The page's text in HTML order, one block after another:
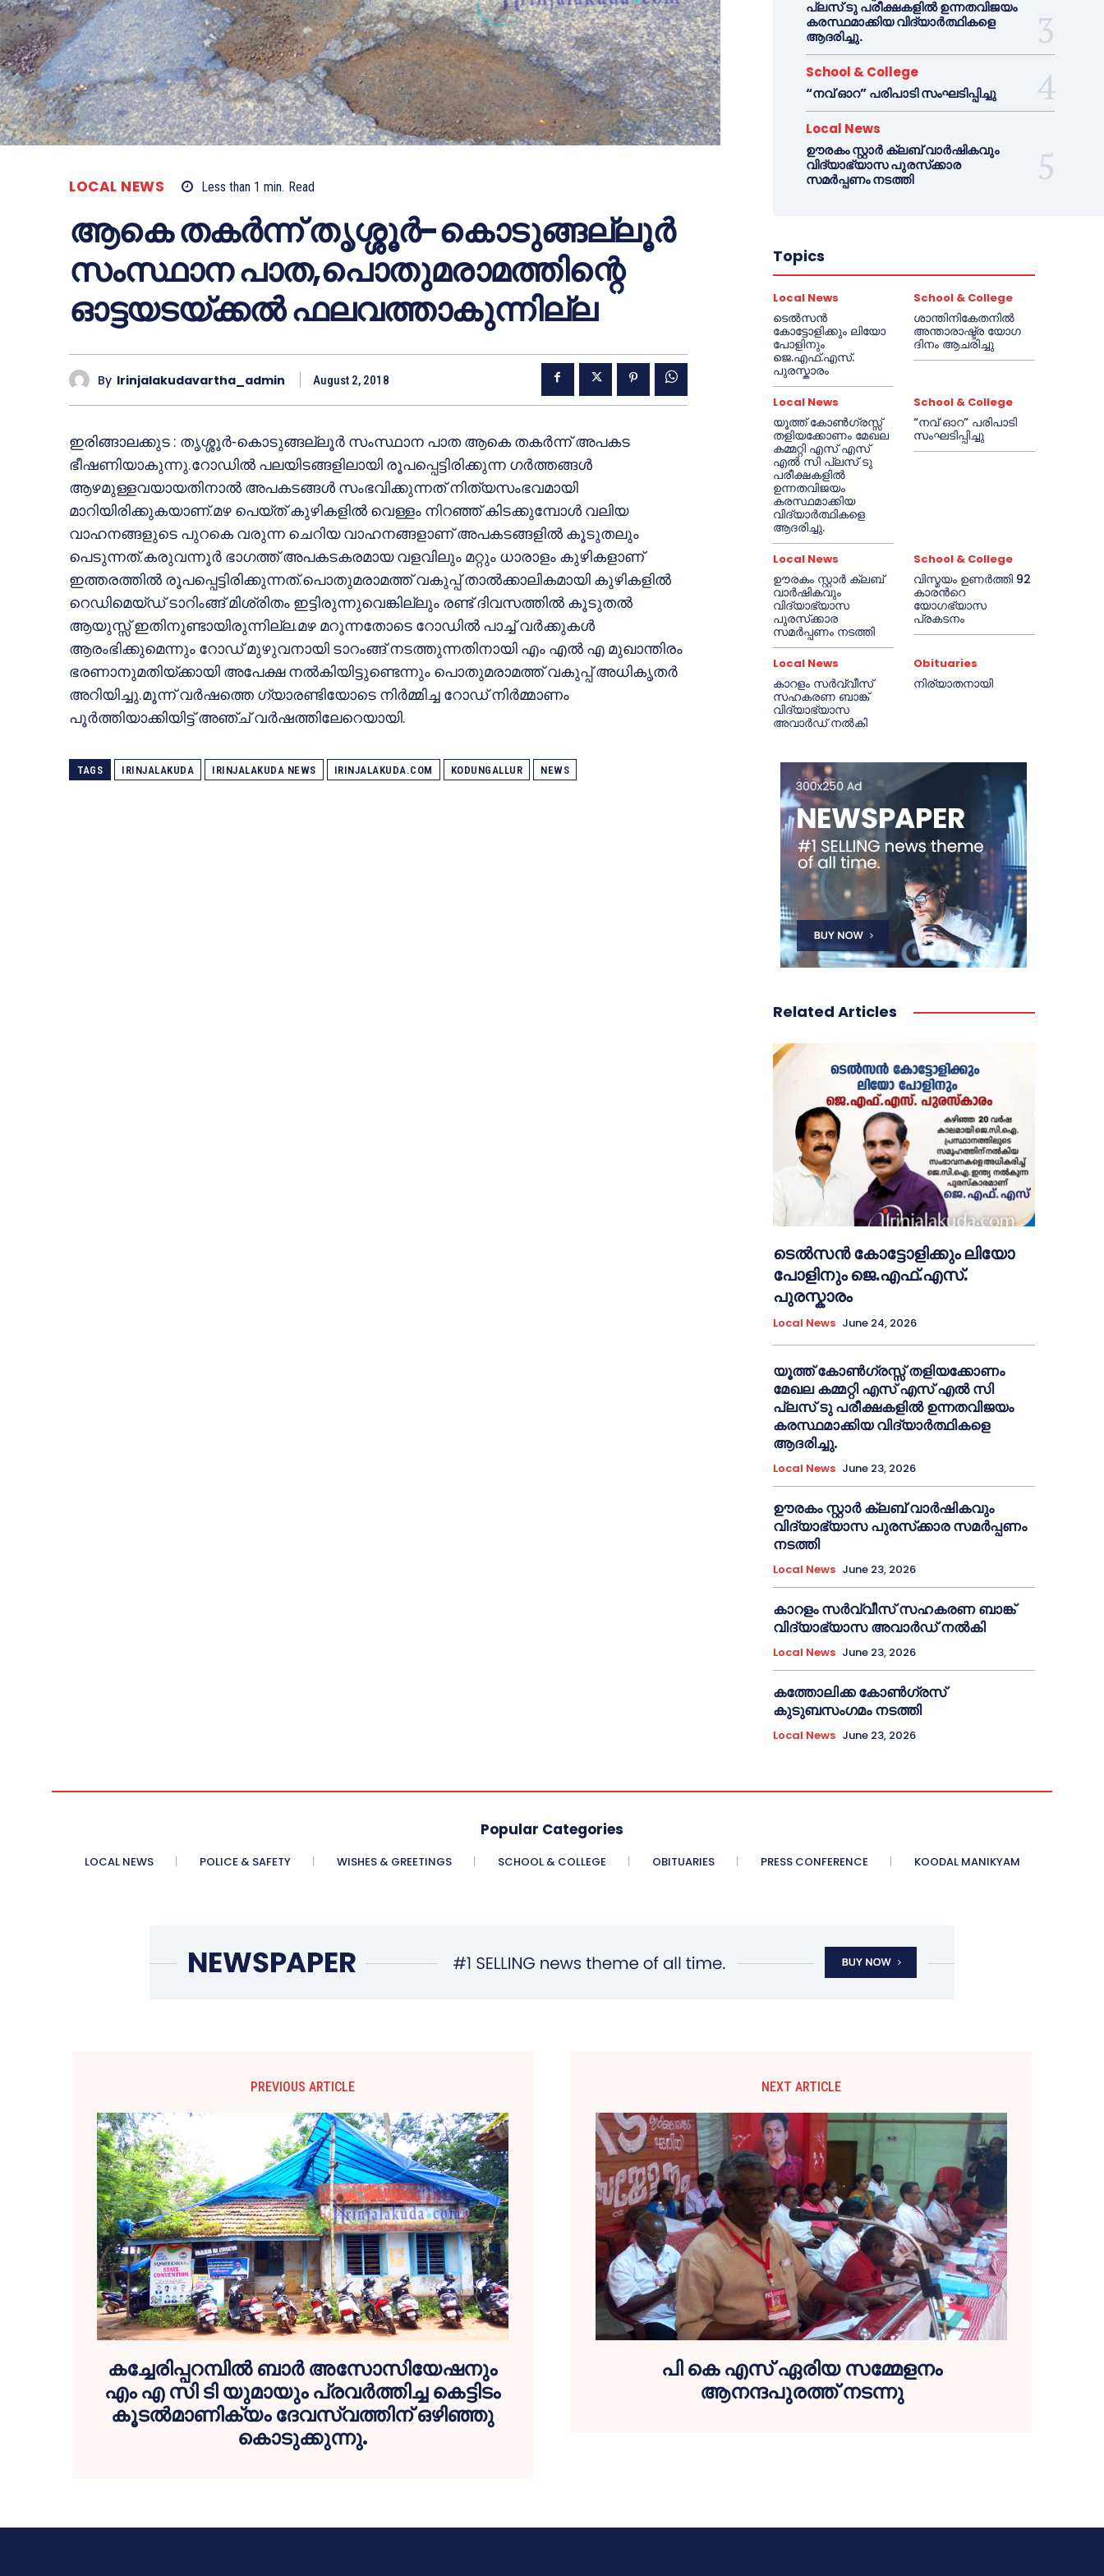
LOCAL NEWS Less than 1 min. Read
ആകെ തകര്‍ന്ന് തൃശ്ശൂര്‍-കൊടുങ്ങല്ലൂര്‍
സംസ്ഥാന പാത,പൊതുമരാമത്തിന്റെ
ഓട്ടയടയ്ക്കല്‍ ഫലവത്താകുന്നില്ല
By Irinjalakudavartha_admin August 2, 2018
ഇരിങ്ങാലക്കുട : തൃശ്ശൂര്‍-കൊടുങ്ങല്ലൂര്‍ സംസ്ഥാന പാത ആകെ തകര്‍ന്ന് അപകട
ഭീഷണിയാകുന്നു.റോഡില്‍ പലയിടങ്ങളിലായി രൂപപ്പെട്ടിരിക്കുന്ന ഗര്‍ത്തങ്ങള്‍
ആഴമുള്ളവയായതിനാല്‍ അപകടങ്ങള്‍ സംഭവിക്കുന്നത് നിത്യസംഭവമായി
മാറിയിരിക്കുകയാണ്.മഴ പെയ്ത് കുഴികളില്‍ വെള്ളം നിറഞ്ഞ് കിടക്കുമ്പോള്‍ വലിയ
വാഹനങ്ങളുടെ പുറകെ വരുന്ന ചെറിയ വാഹനങ്ങളാണ് അപകടങ്ങളില്‍ കൂടുതലും
പെടുന്നത്.കരുവന്നൂര്‍ ഭാഗത്ത് അപകടകരമായ വളവിലും മറ്റും ധാരാളം കുഴികളാണ്
ഇത്തരത്തില്‍ രൂപപ്പെട്ടിരിക്കുന്നത്.പൊതുമരാമത്ത് വകുപ്പ് താല്‍ക്കാലികമായി കുഴികളില്‍
റെഡിമെയ്ഡ് ടാറിംങ്ങ് മിശ്രിതം ഇട്ടിരുന്നുവെങ്കില്ലും രണ്ട് ദിവസത്തില്‍ കൂടുതല്‍
ആയുസ്സ് ഇതിനുണ്ടായിരുന്നില്ല.മഴ മറുന്നതോടെ റോഡില്‍ പാച്ച് വര്‍ക്കുകള്‍
ആരംഭിക്കുമെന്നും റോഡ് മുഴുവനായി ടാറംങ്ങ് നടത്തുന്നതിനായി എം എല്‍ എ മുഖാന്തിരം
ഭരണാനുമതിയ്ക്കായി അപേക്ഷ നല്‍കിയിട്ടുണ്ടെന്നും പൊതുമരാമത്ത് വകുപ്പ് അധികൃതര്‍
അറിയിച്ചു.മൂന്ന് വര്‍ഷത്തെ ഗ്യാരണ്ടിയോടെ നിര്‍മ്മിച്ച റോഡ് നിര്‍മ്മാണം
പൂര്‍ത്തിയാക്കിയിട്ട് അഞ്ച് വര്‍ഷത്തിലേറെയായി.
TAGS IRINJALAKUDA IRINJALAKUDA NEWS IRINJALAKUDA.COM KODUNGALLUR NEWS
പ്ലസ് ടു പരീക്ഷകളിൽ ഉന്നതവിജയം
കരസ്ഥമാക്കിയ വിദ്യാർത്ഥികളെ
ആദരിച്ചു.
School & College
“നവ് ഓറ” പരിപാടി സംഘടിപ്പിച്ചു
Local News
ഊരകം സ്റ്റാർ ക്ലബ് വാർഷികവും
വിദ്യാഭ്യാസ പുരസ്‌ക്കാര
സമർപ്പണം നടത്തി
Topics
Local News
ടെൽസൻ
കോട്ടോളിക്കും ലിയോ
പോളിനും
ജെ.എഫ്.എസ്.
പുരസ്കാരം
School & College
ശാന്തിനികേതനിൽ
അന്താരാഷ്ട്ര യോഗ
ദിനം ആചരിച്ചു
Local News
യൂത്ത് കോൺഗ്രസ്സ്
തളിയക്കോണം മേഖല
കമ്മറ്റി എസ് എസ്
എൽ സി പ്ലസ് ടു
പരീക്ഷകളിൽ
ഉന്നതവിജയം
കരസ്ഥമാക്കിയ
വിദ്യാർത്ഥികളെ
ആദരിച്ചു.
School & College
“നവ് ഓറ” പരിപാടി
സംഘടിപ്പിച്ചു
Local News
ഊരകം സ്റ്റാർ ക്ലബ്
വാർഷികവും
വിദ്യാഭ്യാസ
പുരസ്‌ക്കാര
സമർപ്പണം നടത്തി
School & College
വിസ്മയം ഉണർത്തി 92
കാരൻറെ
യോഗഭ്യാസ
പ്രകടനം
Local News
കാറളം സർവ്വീസ്
സഹകരണ ബാങ്ക്
വിദ്യാഭ്യാസ
അവാർഡ് നൽകി
Obituaries
നിര്യാതനായി
Related Articles
ടെൽസൻ കോട്ടോളിക്കും ലിയോ
പോളിനും ജെ.എഫ്.എസ്.
പുരസ്കാരം
Local News June 24, 2026
യൂത്ത് കോൺഗ്രസ്സ് തളിയക്കോണം
മേഖല കമ്മറ്റി എസ് എസ് എൽ സി
പ്ലസ് ടു പരീക്ഷകളിൽ ഉന്നതവിജയം
കരസ്ഥമാക്കിയ വിദ്യാർത്ഥികളെ
ആദരിച്ചു.
Local News June 23, 2026
ഊരകം സ്റ്റാർ ക്ലബ് വാർഷികവും
വിദ്യാഭ്യാസ പുരസ്‌ക്കാര സമർപ്പണം
നടത്തി
Local News June 23, 2026
കാറളം സർവ്വീസ് സഹകരണ ബാങ്ക്
വിദ്യാഭ്യാസ അവാർഡ് നൽകി
Local News June 23, 2026
കത്തോലിക്ക കോൺഗ്രസ്
കുടുബസംഗമം നടത്തി
Local News June 23, 2026
Popular Categories
LOCAL NEWS POLICE & SAFETY WISHES & GREETINGS SCHOOL & COLLEGE OBITUARIES PRESS CONFERENCE KOODAL MANIKYAM
PREVIOUS ARTICLE
കച്ചേരിപ്പറമ്പില്‍ ബാര്‍ അസോസിയേഷനും
എം എ സി ടി യുമായും പ്രവര്‍ത്തിച്ച കെട്ടിടം
കൂടല്‍മാണിക്യം ദേവസ്വത്തിന് ഒഴിഞ്ഞു
കൊടുക്കുന്നു.
NEXT ARTICLE
പി കെ എസ് ഏരിയ സമ്മേളനം
ആനന്ദപുരത്ത് നടന്നു